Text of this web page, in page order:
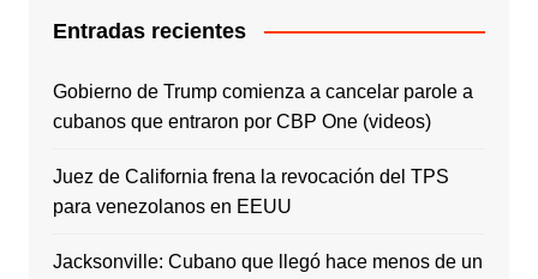
Entradas recientes
Gobierno de Trump comienza a cancelar parole a
cubanos que entraron por CBP One (videos)
Juez de California frena la revocación del TPS
para venezolanos en EEUU
Jacksonville: Cubano que llegó hace menos de un